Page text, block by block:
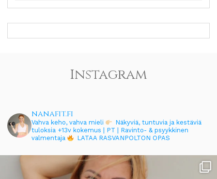
Instagram
nanafit.fi
Vahva keho, vahva mieli
Näkyviä, tuntuvia ja kestäviä
tuloksia +13v kokemus | PT | Ravinto- & psyykkinen
valmentaja
LATAA RASVANPOLTON OPAS